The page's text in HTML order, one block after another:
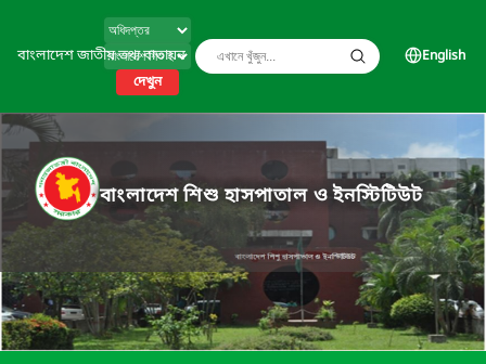
বাংলাদেশ জাতীয় তথ্য বাতায়ন
দেখুন
English
বাংলাদেশ শিশু হাসপাতাল ও ইনস্টিটিউট